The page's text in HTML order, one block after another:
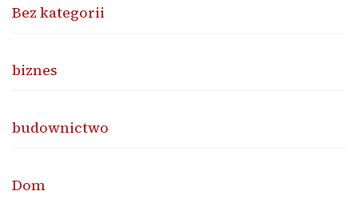
Bez kategorii
biznes
budownictwo
Dom